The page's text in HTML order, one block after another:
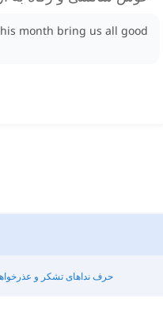
خوشبختی و فراوانی
month bring us all good
حرف نداهای تشکر و